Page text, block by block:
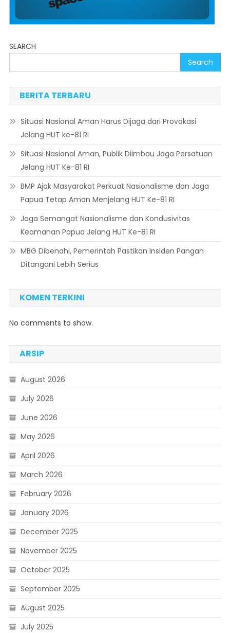
SEARCH
Search
BERITA TERBARU
Situasi Nasional Aman Harus Dijaga dari Provokasi
Jelang HUT ke-81 RI
Situasi Nasional Aman, Publik Diimbau Jaga Persatuan
Jelang HUT Ke-81 RI
BMP Ajak Masyarakat Perkuat Nasionalisme dan Jaga
Papua Tetap Aman Menjelang HUT Ke-81 RI
Jaga Semangat Nasionalisme dan Kondusivitas
Keamanan Papua Jelang HUT Ke-81 RI
MBG Dibenahi, Pemerintah Pastikan Insiden Pangan
Ditangani Lebih Serius
KOMEN TERKINI
No comments to show.
ARSIP
August 2026
July 2026
June 2026
May 2026
April 2026
March 2026
February 2026
January 2026
December 2025
November 2025
October 2025
September 2025
August 2025
July 2025